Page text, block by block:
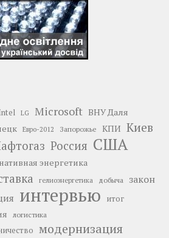
LG Microsoft ВНУ Даля
Евро-2012 Запорожье КПИ Киев
Россия США
энергетика
гелиоэнергетика добыча закон
интервью итог
логистика
модернизация